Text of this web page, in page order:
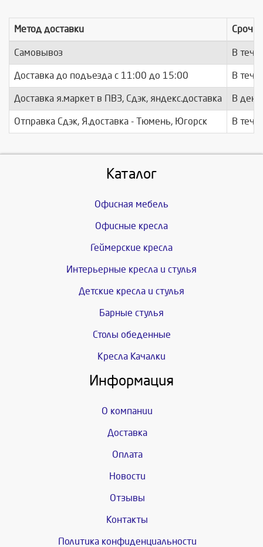
Метод доставки
Самовывоз В
Доставка до подъезда c 11:00 до 15:00 В
Доставка я.маркет в ПВЗ, Сдэк, яндекс.доставка В день
Отправка Сдэк, Я.доставка - Тюмень, Югорск В
Каталог
Офисная мебель
Офисные кресла
Геймерские кресла
Интерьерные кресла и стулья
Детские кресла и стулья
Барные стулья
Столы обеденные
Кресла Качалки
Информация
О компании
Доставка
Оплата
Новости
Отзывы
Контакты
Политика конфиденциальности